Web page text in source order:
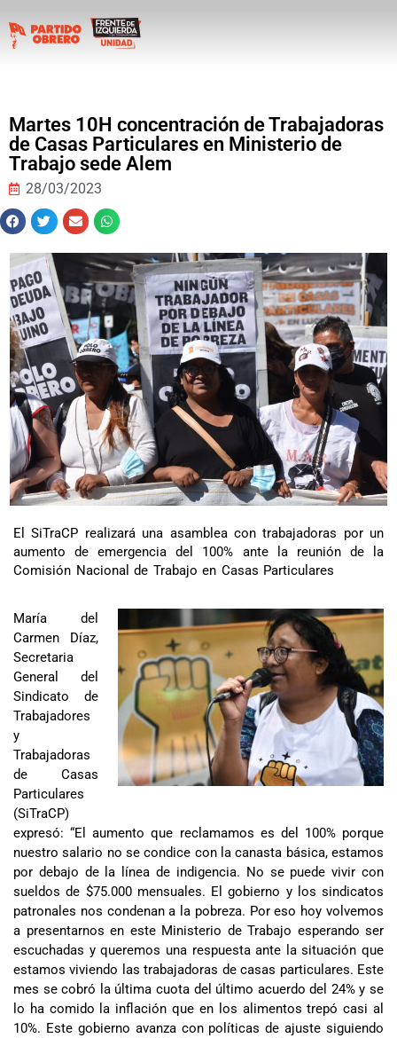
Martes 10H concentración de Trabajadoras
de Casas Particulares en Ministerio de
Trabajo sede Alem
28/03/2023
El SiTraCP realizará una asamblea con trabajadoras por un
aumento de emergencia del 100% ante la reunión de la
Comisión Nacional de Trabajo en Casas Particulares
María del
Carmen Díaz,
Secretaria
General del
Sindicato de
Trabajadores
y
Trabajadoras
de Casas
Particulares
(SiTraCP)
expresó: “El aumento que reclamamos es del 100% porque
nuestro salario no se condice con la canasta básica, estamos
por debajo de la línea de indigencia. No se puede vivir con
sueldos de $75.000 mensuales. El gobierno y los sindicatos
patronales nos condenan a la pobreza. Por eso hoy volvemos
a presentarnos en este Ministerio de Trabajo esperando ser
escuchadas y queremos una respuesta ante la situación que
estamos viviendo las trabajadoras de casas particulares. Este
mes se cobró la última cuota del último acuerdo del 24% y se
lo ha comido la inflación que en los alimentos trepó casi al
10%. Este gobierno avanza con políticas de ajuste siguiendo